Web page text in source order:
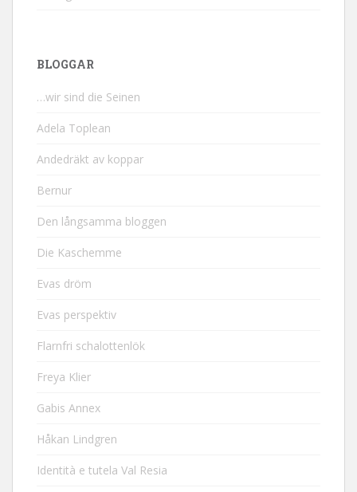
BLOGGAR
…wir sind die Seinen
Adela Toplean
Andedräkt av koppar
Bernur
Den långsamma bloggen
Die Kaschemme
Evas dröm
Evas perspektiv
Flarnfri schalottenlök
Freya Klier
Gabis Annex
Håkan Lindgren
Identità e tutela Val Resia